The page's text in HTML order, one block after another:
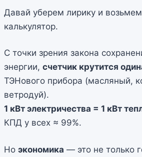
Давай уберем лирику и
калькулятор.
С точки зрения закона
энергии, счетчик крутится
ТЭНового прибора (масляный,
ветродуй).
1 кВт электричества = 1 кВт
КПД у всех ≈ 99%.
Но экономика — это не только